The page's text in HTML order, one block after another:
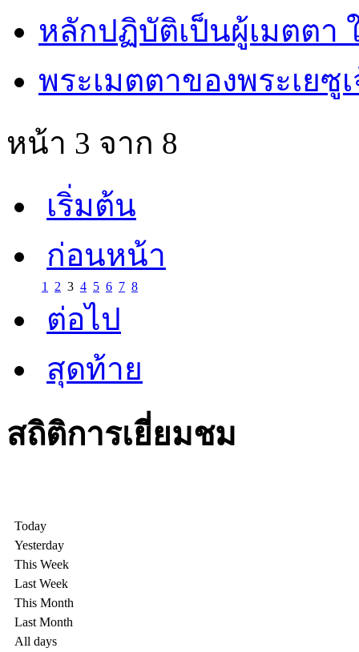
หลักปฏิบัติเป็นผู้เมตตา
พระเมตตาของพระเย
หน้า 3 จาก 8
เริ่มต้น
ก่อนหน้า
1 2 3 4 5 6 7 8
ต่อไป
สุดท้าย
สถิติการเยี่ยมชม
Today
Yesterday
This Week
Last Week
This Month
Last Month
All days